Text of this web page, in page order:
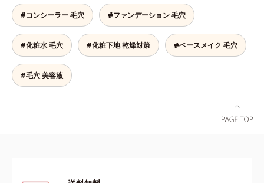
ばします。
で、“ニキビをケアしたい”と“肌をキ
レイに見せたい”が同時に叶えられ
ます。ピンク味のあるベージュ色
で、塗るとくすみがさっと払われ、
肌が自然とトーンアップ。しっとり
とした美しい仕上がりが続きます。
SPF28・PA+++で、ニキビ肌を紫外
よる透明感のある肌
もふんわり一掃。するんとハリ感の
ある肌に整えます。絶妙ベージュ色
で、黒ずみもカバー。肌をキュッと
ひきしめる植物性ひきしめ成分配合
ョンのノリが格段にアップします。
#コンシーラー 毛穴 #ファンデーション 毛穴
#化粧水 毛穴 #化粧下地 乾燥対策 #ベースメイク 毛穴
#毛穴 美容液